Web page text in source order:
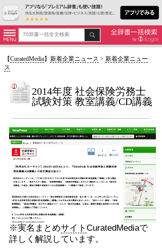
【CuratedMedia】 新着企業ニュース > 新着企業ニュー
ス
2014年度 社会保険労務士
試験対策 教室講義/CD講義
※実名まとめサイト CuratedMediaで
詳しく解説しています。